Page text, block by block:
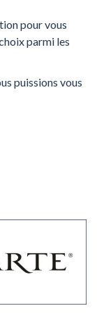
pour vous
parmi les
puissions vous